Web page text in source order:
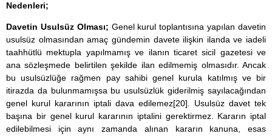
Nedenleri;
Davetin Usulsüz Olması; Genel kurul toplantısına yapılan davetin
usulsüz olmasından amaç gündemin davete ilişkin ilanda ve iadeli
taahhütlü mektupla yapılmamış ve ilanın ticaret sicil gazetesi ve
ana sözleşmede belirtilen şekilde ilan edilmemiş olmasıdır. Ancak
bu usulsüzlüğe rağmen pay sahibi genel kurula katılmış ve bir
itirazda da bulunmamışsa bu usulsüzlük giderilmiş sayılacağından
genel kurul kararının iptali dava edilemez[20]. Usulsüz davet tek
başına bir genel kurul kararının iptalini gerektirmez. Kararın iptal
edilebilmesi için aynı zamanda alınan kararın kanuna, esas